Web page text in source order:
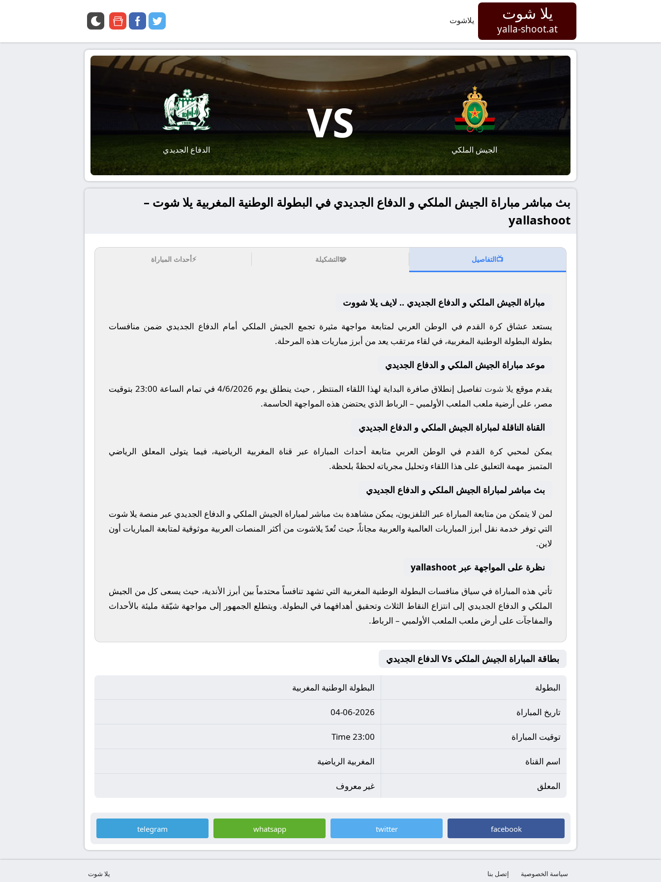
يلا شوت
yalla-shoot.at
يلاشوت twitter
facebook
google
الجيش الملكي
VS
الدفاع الجديدي
بث مباشر مباراة الجيش الملكي و الدفاع الجديدي في البطولة الوطنية المغربية يلا شوت –
yallashoot
📺التفاصيل 🧩التشكيلة ⚡أحداث المباراة
مباراة الجيش الملكي و الدفاع الجديدي .. لايف يلا شووت
يستعد عشاق كرة القدم في الوطن العربي لمتابعة مواجهة مثيرة تجمع الجيش الملكي أمام الدفاع الجديدي ضمن منافسات
بطولة البطولة الوطنية المغربية، في لقاء مرتقب يعد من أبرز مباريات هذه المرحلة.
موعد مباراة الجيش الملكي و الدفاع الجديدي
يقدم موقع يلا شوت تفاصيل إنطلاق صافرة البداية لهذا اللقاء المنتظر , حيث ينطلق يوم 4/6/2026 في تمام الساعة 23:00 بتوقيت
مصر، على أرضية ملعب الملعب الأولمبي – الرباط الذي يحتضن هذه المواجهة الحاسمة.
القناة الناقلة لمباراة الجيش الملكي و الدفاع الجديدي
يمكن لمحبي كرة القدم في الوطن العربي متابعة أحداث المباراة عبر قناة المغربية الرياضية، فيما يتولى المعلق الرياضي
المتميز
مهمة التعليق على هذا اللقاء وتحليل مجرياته لحظةً بلحظة.
بث مباشر لمباراة الجيش الملكي و الدفاع الجديدي
لمن لا يتمكن من متابعة المباراة عبر التلفزيون، يمكن مشاهدة بث مباشر لمباراة الجيش الملكي و الدفاع الجديدي عبر منصة يلا شوت
التي توفر خدمة نقل أبرز المباريات العالمية والعربية مجاناً، حيث تُعدّ يلاشوت من أكثر المنصات العربية موثوقية لمتابعة المباريات أون
لاين.
نظرة على المواجهة عبر yallashoot
تأتي هذه المباراة في سياق منافسات البطولة الوطنية المغربية التي تشهد تنافساً محتدماً بين أبرز الأندية، حيث يسعى كل من الجيش
الملكي و الدفاع الجديدي إلى انتزاع النقاط الثلاث وتحقيق أهدافهما في البطولة. ويتطلع الجمهور إلى مواجهة شيّقة مليئة بالأحداث
والمفاجآت على أرض ملعب الملعب الأولمبي – الرباط.
بطاقة المباراة الجيش الملكي Vs الدفاع الجديدي
البطولة البطولة الوطنية المغربية
تاريخ المباراة 04-06-2026
توقيت المباراة 23:00 Time
اسم القناة المغربية الرياضية
المعلق غير معروف
facebook
twitter
whatsapp
telegram
يلا شوت سياسة الخصوصية إتصل بنا